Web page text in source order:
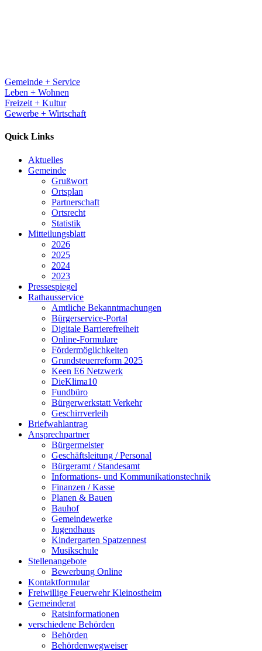
Gemeinde + Service
Leben + Wohnen
Freizeit + Kultur
Gewerbe + Wirtschaft
Quick Links
Aktuelles
Gemeinde
Grußwort
Ortsplan
Partnerschaft
Ortsrecht
Statistik
Mitteilungsblatt
2026
2025
2024
2023
Pressespiegel
Rathausservice
Amtliche Bekanntmachungen
Bürgerservice-Portal
Digitale Barrierefreiheit
Online-Formulare
Fördermöglichkeiten
Grundsteuerreform 2025
Keen E6 Netzwerk
DieKlima10
Fundbüro
Bürgerwerkstatt Verkehr
Geschirrverleih
Briefwahlantrag
Ansprechpartner
Bürgermeister
Geschäftsleitung / Personal
Bürgeramt / Standesamt
Informations- und Kommunikationstechnik
Finanzen / Kasse
Planen & Bauen
Bauhof
Gemeindewerke
Jugendhaus
Kindergarten Spatzennest
Musikschule
Stellenangebote
Bewerbung Online
Kontaktformular
Freiwillige Feuerwehr Kleinostheim
Gemeinderat
Ratsinformationen
verschiedene Behörden
Behörden
Behördenwegweiser